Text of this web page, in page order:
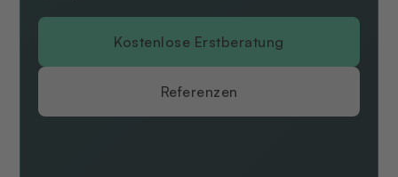
Kostenlose Erstberatung
Referenzen